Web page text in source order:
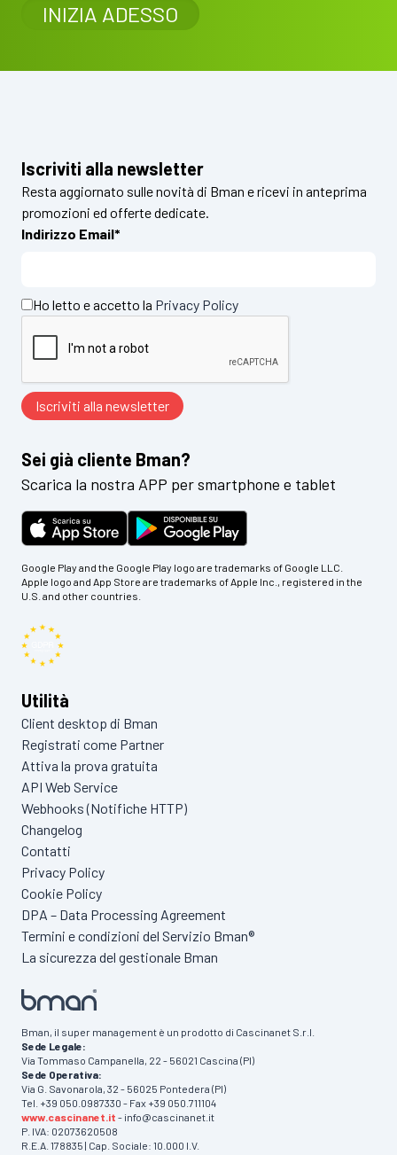
INIZIA ADESSO
Iscriviti alla newsletter
Resta aggiornato sulle novità di Bman e ricevi in anteprima
promozioni ed offerte dedicate.
Indirizzo Email*
Ho letto e accetto la Privacy Policy
Sei già cliente Bman?
Scarica la nostra APP per smartphone e tablet
Google Play and the Google Play logo are trademarks of Google LLC.
Apple logo and App Store are trademarks of Apple Inc., registered in the
U.S. and other countries.
Utilità
Client desktop di Bman
Registrati come Partner
Attiva la prova gratuita
API Web Service
Webhooks (Notifiche HTTP)
Changelog
Contatti
Privacy Policy
Cookie Policy
DPA – Data Processing Agreement
Termini e condizioni del Servizio Bman®
La sicurezza del gestionale Bman
Bman, il super management è un prodotto di Cascinanet S.r.l.
Sede Legale:
Via Tommaso Campanella, 22 - 56021 Cascina (PI)
Sede Operativa:
Via G. Savonarola, 32 - 56025 Pontedera (PI)
Tel. +39 050.0987330 - Fax +39 050.711104
www.cascinanet.it - info@cascinanet.it
P. IVA: 02073620508
R.E.A. 178835 | Cap. Sociale: 10.000 I.V.